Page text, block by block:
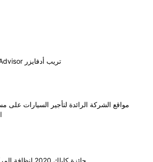
TripAdvisor تريب أدفايزر
مواقع الشركة الرائدة لتأجير السيارات على
جائزة كاياك 2020 لنظافة المركبات